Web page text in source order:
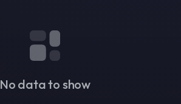
No data to show